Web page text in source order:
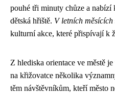
pouhé tři minuty chůze a nabízí
dětská hřiště. V letních měsících
kulturní akce, které přispívají k
Z hlediska orientace ve městě
na křižovatce několika
těm návštěvníkům, kteří město